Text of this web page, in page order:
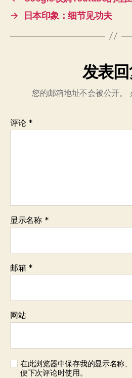
→
日本印象：细节见功夫
发表
您的邮箱地址不会被公开。
评论 *
显示名称 *
邮箱 *
网站
在此浏览器中保存我的显示名称
便下次评论时使用。